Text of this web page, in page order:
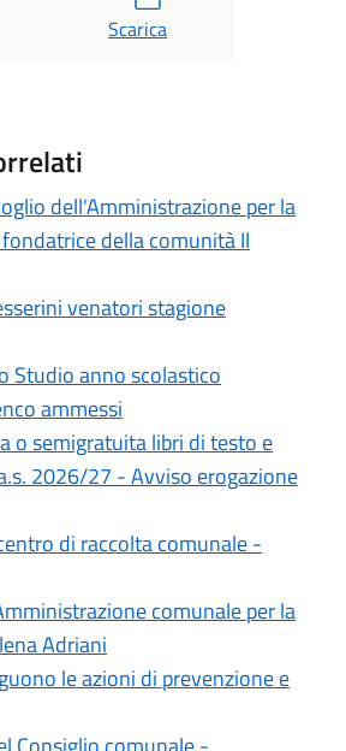
Scarica
dell'Amministrazione per la
della comunità Il
venatori stagione
Studio anno scolastico
ammessi
o semigratuita libri di testo e
2026/27 - Avviso erogazione
di raccolta comunale -
comunale per la
Adriani
le azioni di prevenzione e